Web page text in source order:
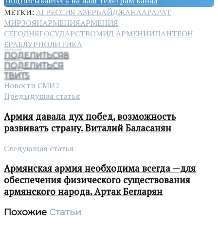
МЕТКИ: АГРЕССИЯ АЗЕРБАЙДЖАНААРАРАТ
МИРЗОЯНАРМЕНИЯАРМЕНИЯ
СЕГОДНЯГОСУДАРСТВОМИД АРМЕНИИПАНТЕОН
ЕРАБЛУРПОЛИТИКА
ПОДЕЛИТЬСЯ8
ПОДЕЛИТЬСЯ
ТВИТ5
Новости СМИ2
Предыдущая статья
Армия давала дух побед, возможность
развивать страну. Виталий Баласанян
Следующая статья
Армянская армия необходима всегда —для
обеспечения физического существования
армянского народа. Артак Бегларян
Похожие Статьи